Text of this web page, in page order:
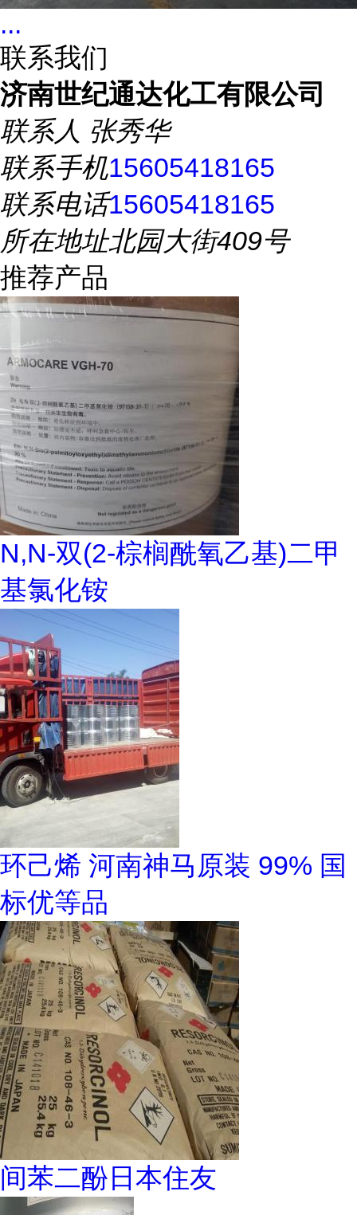
...
联系我们
济南世纪通达化工有限公司
联系人 张秀华
联系手机15605418165
联系电话15605418165
所在地址北园大街409号
推荐产品
N,N-双(2-棕榈酰氧乙基)二甲
基氯化铵
环己烯 河南神马原装 99% 国
标优等品
间苯二酚日本住友